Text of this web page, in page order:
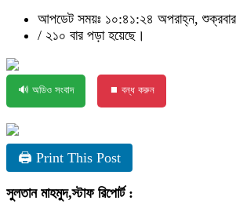
আপডেট সময়ঃ ১০:৪১:২৪ অপরাহ্ন,
/ ২১০ বার পড়া হয়েছে।
🔊 অডিও সংবাদ ⏹ বন্ধ করুন
🖨 Print This Post
সুলতান মাহমুদ,স্টাফ রিপোর্ট :